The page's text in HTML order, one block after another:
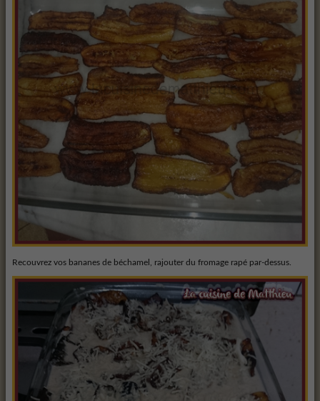
Recouvrez vos bananes de béchamel, rajouter du fromage rapé par-dessus.